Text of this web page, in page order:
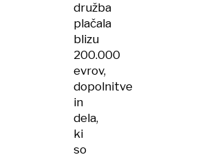
družba
plačala
blizu
200.000
evrov,
dopolnitve
in
dela,
ki
so